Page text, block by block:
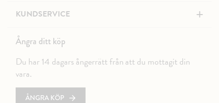
KUNDSERVICE +
Ångra ditt köp
Du har 14 dagars ångerrätt från att du mottagit din
vara.
ÅNGRA KÖP